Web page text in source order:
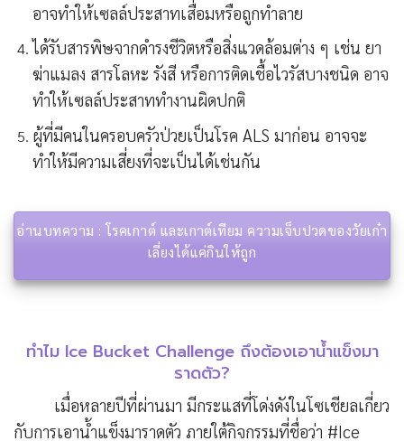
อาจทำให้เซลล์ประสาทเสื่อมหรือถูกทำลาย
ได้รับสารพิษจากดำรงชีวิตหรือสิ่งแวดล้อมต่าง ๆ เช่น ยา
ฆ่าแมลง สารโลหะ รังสี หรือการติดเชื้อไวรัสบางชนิด อาจ
ทำให้เซลล์ประสาททำงานผิดปกติ
ผู้ที่มีคนในครอบครัวป่วยเป็นโรค ALS มาก่อน อาจจะ
ทำให้มีความเสี่ยงที่จะเป็นได้เช่นกัน
อ่านบทความ : โรคเกาต์ และเกาต์เทียม ความเจ็บปวดของวัยเก๋า
เลี่ยงได้แค่กินให้ถูก
ทำไม Ice Bucket Challenge ถึงต้องเอาน้ำแข็งมา
ราดตัว?
เมื่อหลายปีที่ผ่านมา มีกระแสที่โด่งดังในโซเชียลเกี่ยว
กับการเอาน้ำแข็งมาราดตัว ภายใต้กิจกรรมที่ชื่อว่า #Ice